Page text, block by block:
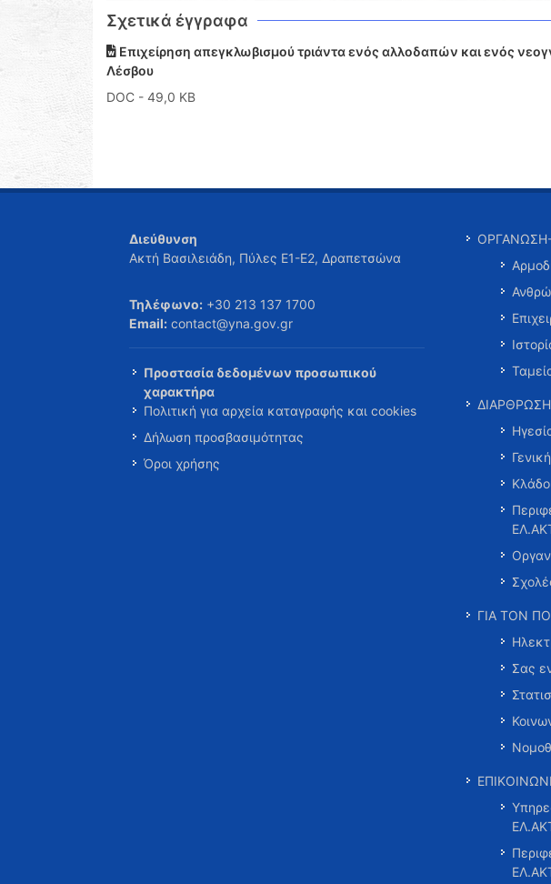
Σχετικά έγγραφα
Επιχείρηση απεγκλωβισμού τριάντα ενός αλλοδαπών και ενός
Λέσβου
DOC - 49,0 KB
Διεύθυνση
Ακτή Βασιλειάδη, Πύλες Ε1-Ε2, Δραπετσώνα
Τηλέφωνο: +30 213 137 1700
Email: contact@yna.gov.gr
Προστασία δεδομένων προσωπικού
χαρακτήρα
Πολιτική για αρχεία καταγραφής και cookies
Δήλωση προσβασιμότητας
Όροι χρήσης
ΟΡΓΑΝΩΣΗ-
ΔΙΑΡΘΡΩΣΗ
ΓΙΑ ΤΟΝ
Σας